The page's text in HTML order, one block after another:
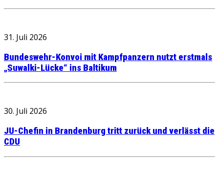
31. Juli 2026
Bundeswehr-Konvoi mit Kampfpanzern nutzt erstmals
„Suwalki-Lücke“ ins Baltikum
30. Juli 2026
JU-Chefin in Brandenburg tritt zurück und verlässt die
CDU